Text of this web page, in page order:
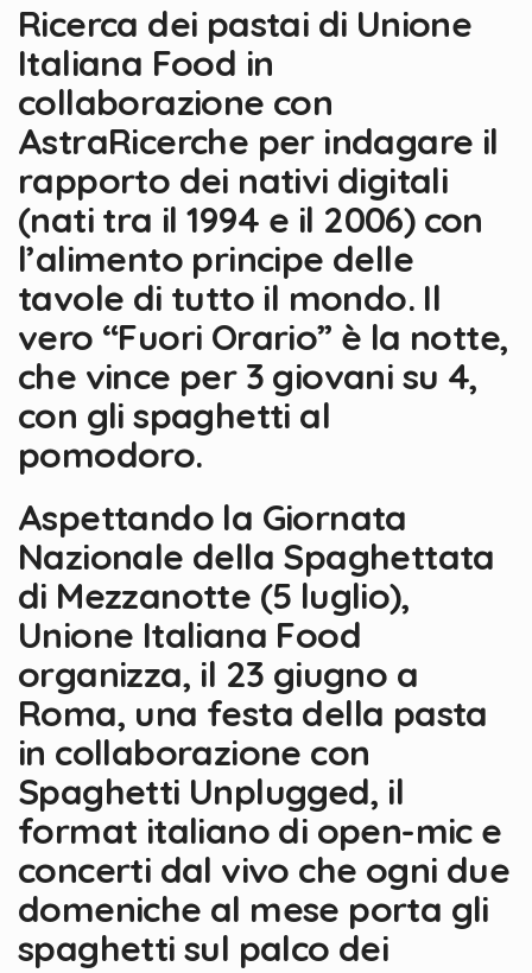
Ricerca dei pastai di Unione
Italiana Food in
collaborazione con
AstraRicerche per indagare il
rapporto dei nativi digitali
(nati tra il 1994 e il 2006) con
l’alimento principe delle
tavole di tutto il mondo. Il
vero “Fuori Orario” è la notte,
che vince per 3 giovani su 4,
con gli spaghetti al
pomodoro.
Aspettando la Giornata
Nazionale della Spaghettata
di Mezzanotte (5 luglio),
Unione Italiana Food
organizza, il 23 giugno a
Roma, una festa della pasta
in collaborazione con
Spaghetti Unplugged, il
format italiano di open-mic e
concerti dal vivo che ogni due
domeniche al mese porta gli
spaghetti sul palco dei